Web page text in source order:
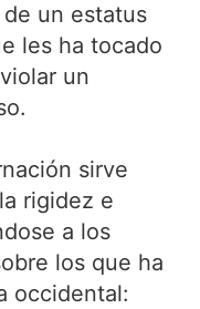
un estatus
les ha tocado
un
sirve
rigidez e
a los
los que ha
occidental: